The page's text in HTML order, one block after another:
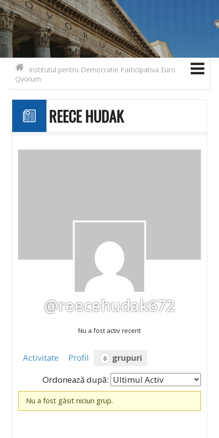
Contact Search for:
Skip to content
Institutul pentru Democratie Participativa Euro
Qvorum
REECE HUDAK
@reecehudak672
Nu a fost activ recent
Activitate Profil 0 grupuri
Ordonează după:
Grupuri
de
Nu a fost găsit niciun grup.